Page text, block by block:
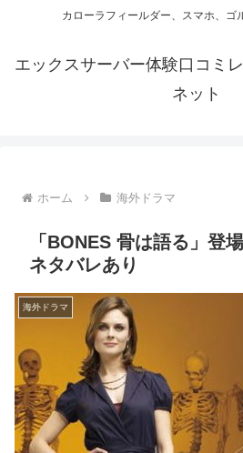
カローラフィールダー、スマホ、ゴ
エックスサーバー体験口コミ
ネット
ホーム 海外ドラマ
「BONES 骨は語る」登
ネタバレあり
海外ドラマ